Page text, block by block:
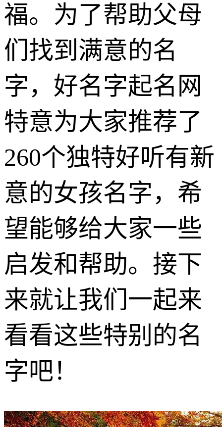
福。为了帮助父母
们找到满意的名
字，好名字起名网
特意为大家推荐了
260个独特好听有新
意的女孩名字，希
望能够给大家一些
启发和帮助。接下
来就让我们一起来
看看这些特别的名
字吧！